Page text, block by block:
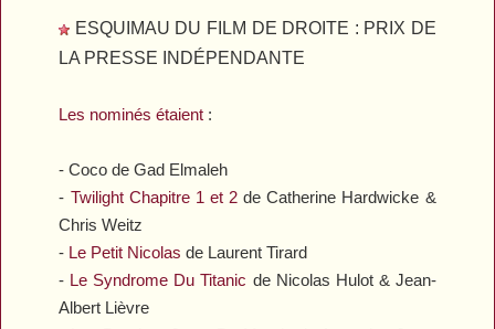
ESQUIMAU DU FILM DE DROITE : PRIX DE
LA PRESSE INDÉPENDANTE
Les nominés étaient :
-Coco de Gad Elmaleh
- Twilight Chapitre 1 et 2 de Catherine Hardwicke &
Chris Weitz
- Le Petit Nicolas de Laurent Tirard
- Le Syndrome Du Titanic de Nicolas Hulot & Jean-
Albert Lièvre